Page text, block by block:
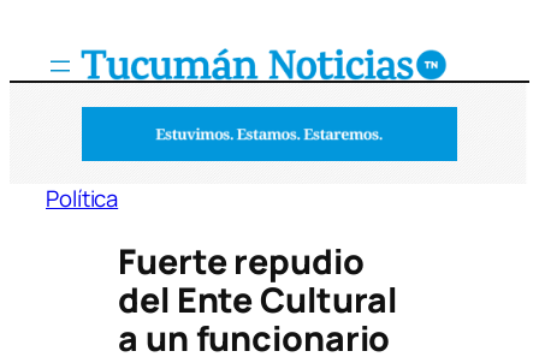
Política
Fuerte repudio
del Ente Cultural
a un funcionario